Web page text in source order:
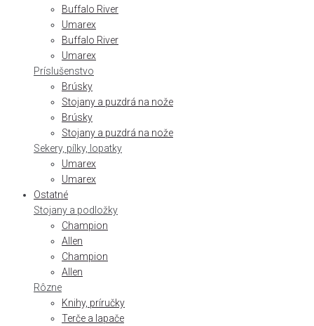
Buffalo River
Umarex
Buffalo River
Umarex
Príslušenstvo
Brúsky
Stojany a puzdrá na nože
Brúsky
Stojany a puzdrá na nože
Sekery, pílky, lopatky
Umarex
Umarex
Ostatné
Stojany a podložky
Champion
Allen
Champion
Allen
Rôzne
Knihy, príručky
Terče a lapače